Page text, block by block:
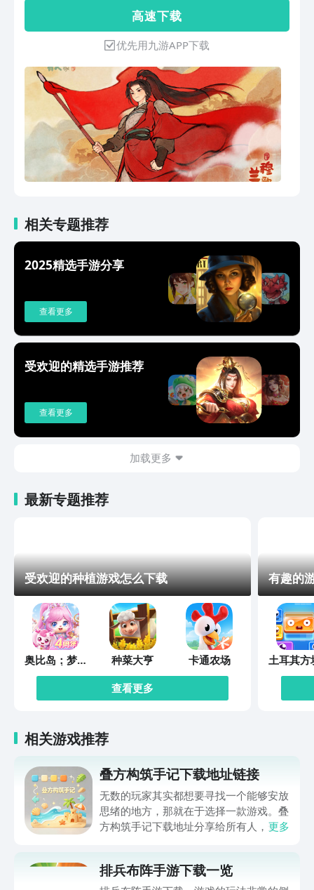
这里，你可以放下心中杂念 看山中花开
花谢，品云间星月流转 洗去繁华与浮
躁，偷得浮生半日闲 在恬淡悠然的山居
生活中 重拾内心的那份安宁与平静
高 速 下 载
优先用九游APP下载
相关专题推荐
2025精选手游分享
查看更多
受欢迎的精选手游推荐
查看更多
加载更多
最新专题推荐
受欢迎的种植游戏怎么下载
奥比岛：梦想
国度
种菜大亨
卡通农场
查看更多
有趣的
土耳其方
除
相关游戏推荐
叠方构筑手记下载地址链接
无数的玩家其实都想要寻找一个能够安放
思绪的地方，那就在于选择一款游戏。叠
方构筑手记下载地址分享给所有人，这一
情。如果大家想要下载这款游戏，其实方
更多
排兵布阵手游下载一览